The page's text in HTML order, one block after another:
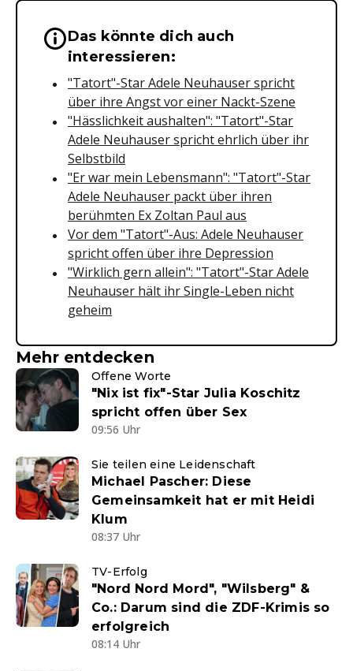
Wichtige Hinweise &
Das könnte dich auch
interessieren:
"Tatort"-Star Adele Neuhauser spricht
über ihre Angst vor einer Nackt-Szene
"Hässlichkeit aushalten": "Tatort"-Star
Adele Neuhauser spricht ehrlich über ihr
Selbstbild
"Er war mein Lebensmann": "Tatort"-Star
Adele Neuhauser packt über ihren
berühmten Ex Zoltan Paul aus
Vor dem "Tatort"-Aus: Adele Neuhauser
spricht offen über ihre Depression
"Wirklich gern allein": "Tatort"-Star Adele
Neuhauser hält ihr Single-Leben nicht
geheim
Mehr entdecken
Offene Worte
"Nix ist fix"-Star Julia Koschitz
spricht offen über Sex
09:56 Uhr
Sie teilen eine Leidenschaft
Michael Pascher: Diese
Gemeinsamkeit hat er mit Heidi
Klum
08:37 Uhr
TV-Erfolg
"Nord Nord Mord", "Wilsberg" &
Co.: Darum sind die ZDF-Krimis so
erfolgreich
08:14 Uhr